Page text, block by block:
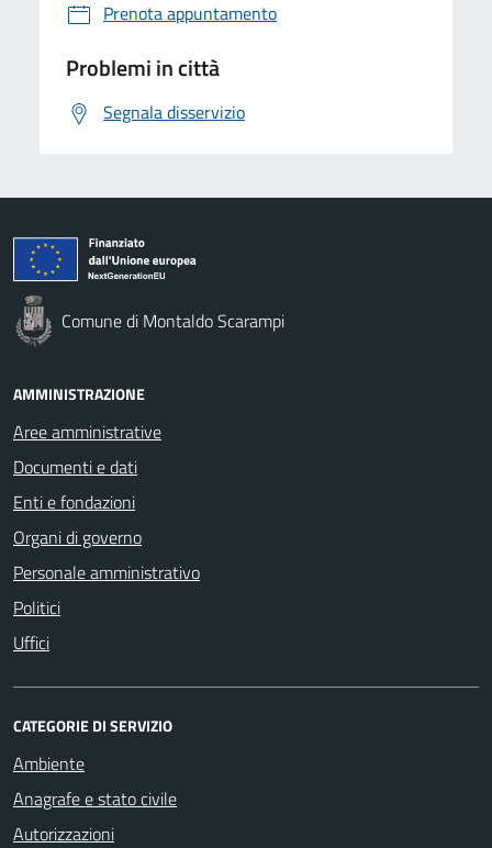
Prenota appuntamento
Problemi in città
Segnala disservizio
Comune di Montaldo Scarampi
AMMINISTRAZIONE
Aree amministrative
Documenti e dati
Enti e fondazioni
Organi di governo
Personale amministrativo
Politici
Uffici
CATEGORIE DI SERVIZIO
Ambiente
Anagrafe e stato civile
Autorizzazioni